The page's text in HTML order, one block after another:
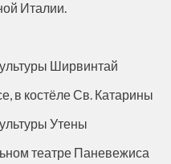
Италии.
Ширвинтай
в костёле Св. Катарины
Утены
театре Паневежиса